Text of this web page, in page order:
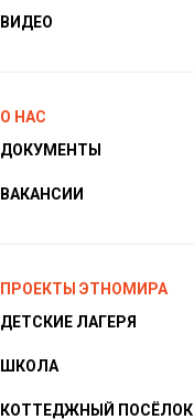
ВИДЕО
О НАС
ДОКУМЕНТЫ
ВАКАНСИИ
ПРОЕКТЫ ЭТНОМИРА
ДЕТСКИЕ ЛАГЕРЯ
ШКОЛА
КОТТЕДЖНЫЙ ПОСЁЛОК